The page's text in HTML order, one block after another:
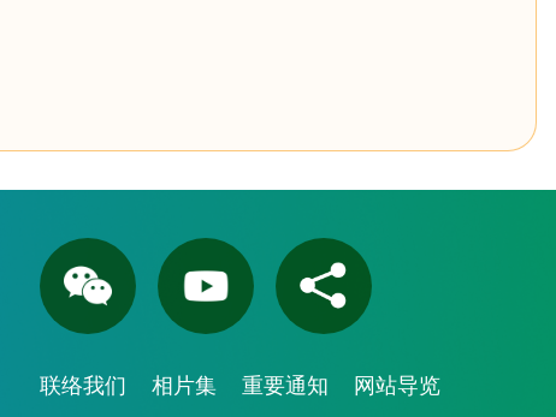
联络我们 相片集 重要通知 网站导览